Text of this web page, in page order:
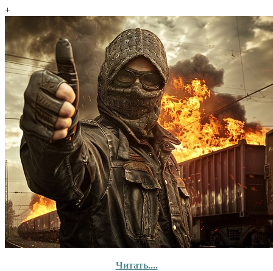
+
Читать....